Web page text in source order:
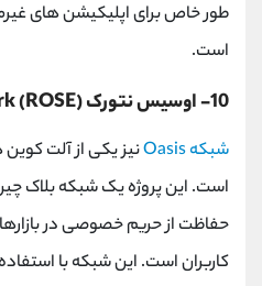
است.
10- اوسیس نتورک Oasis Network (ROSE)
شبکه Oasis
نیز یکی از آلت
حفاظت از حریم خصوصی در